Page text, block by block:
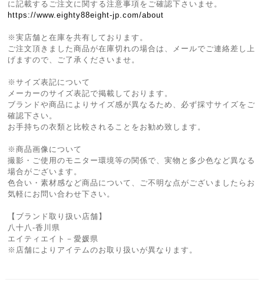
に記載するご注文に関する注意事項をご確認下さいませ。
https://www.eighty88eight-jp.com/about
※実店舗と在庫を共有しております。
ご注文頂きました商品が在庫切れの場合は、メールでご連絡差し上
げますので、ご了承くださいませ。
※サイズ表記について
メーカーのサイズ表記で掲載しております。
ブランドや商品によりサイズ感が異なるため、必ず採寸サイズをご
確認下さい。
お手持ちの衣類と比較されることをお勧め致します。
※商品画像について
撮影・ご使用のモニター環境等の関係で、実物と多少色など異なる
場合がございます。
色合い・素材感など商品について、ご不明な点がございましたらお
気軽にお問い合わせ下さい。
【ブランド取り扱い店舗】
八十八-香川県
エイティエイト－愛媛県
※店舗によりアイテムのお取り扱いが異なります。